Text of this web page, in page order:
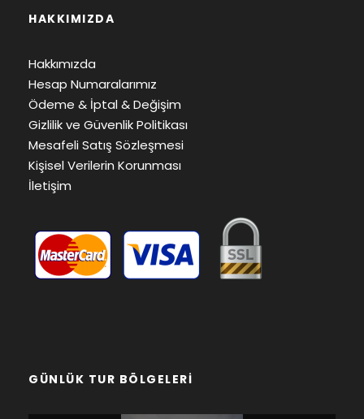
HAKKIMIZDA
Hakkımızda
Hesap Numaralarımız
Ödeme & İptal & Değişim
Gizlilik ve Güvenlik Politikası
Mesafeli Satış Sözleşmesi
Kişisel Verilerin Korunması
İletişim
GÜNLÜK TUR BÖLGELERI